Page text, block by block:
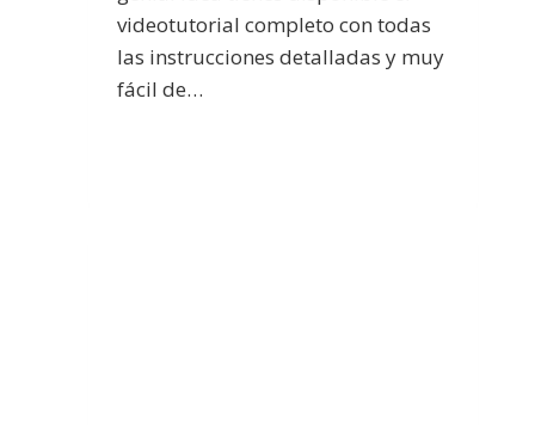
videotutorial completo con todas
las instrucciones detalladas y muy
fácil de…